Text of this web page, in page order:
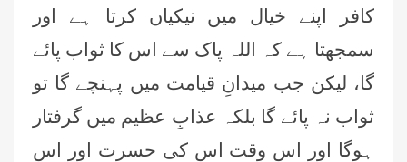
کافر اپنے خیال میں نیکیاں کرتا ہے اور
سمجھتا ہے ‏کہ اللہ پاک سے اس کا ثواب پائے
گا، لیکن جب میدانِ قیامت میں پہنچے گا تو
ثواب نہ پائے گا بلکہ عذابِ عظیم میں گرفتار
ہوگا اور اس وقت اس کی حسرت اور اس